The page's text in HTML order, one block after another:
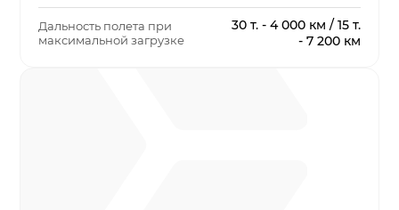
Дальность полета при
максимальной загрузке
30 т. - 4 000 км / 15 т.
- 7 200 км